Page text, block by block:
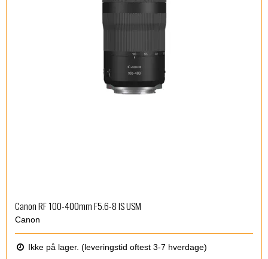
Canon RF 100-400mm F5.6-8 IS USM
Canon
Ikke på lager. (leveringstid oftest 3-7 hverdage)